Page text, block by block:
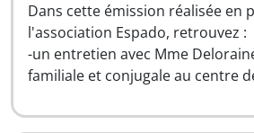
Dans cette émission réalisée en
l'association Espado, retrouvez :
-un entretien avec Mme
familiale et conjugale au centre